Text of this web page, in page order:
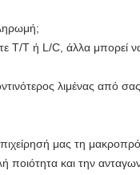
T/T ή L/C, άλλα μπορεί να
λιμένας από
μας τη
ποιότητα και την